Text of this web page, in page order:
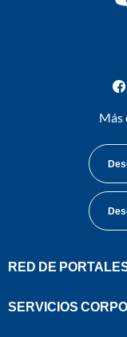
Más
RED DE
SERVICIOS